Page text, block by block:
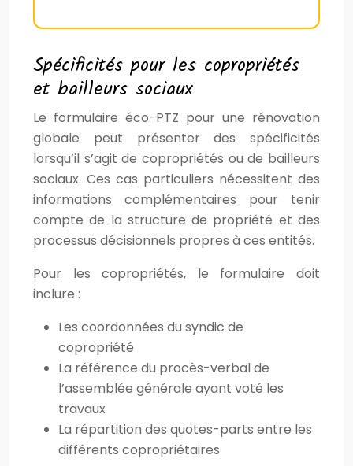
Spécificités pour les copropriétés
et bailleurs sociaux
Le formulaire éco-PTZ pour une rénovation
globale peut présenter des spécificités
lorsqu’il s’agit de copropriétés ou de bailleurs
sociaux. Ces cas particuliers nécessitent des
informations complémentaires pour tenir
compte de la structure de propriété et des
processus décisionnels propres à ces entités.
Pour les copropriétés, le formulaire doit
inclure :
Les coordonnées du syndic de
copropriété
La référence du procès-verbal de
l’assemblée générale ayant voté les
travaux
La répartition des quotes-parts entre les
différents copropriétaires